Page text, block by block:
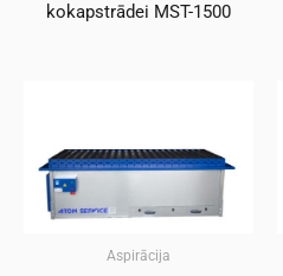
kokapstrādei MST-1500
Aspirācija